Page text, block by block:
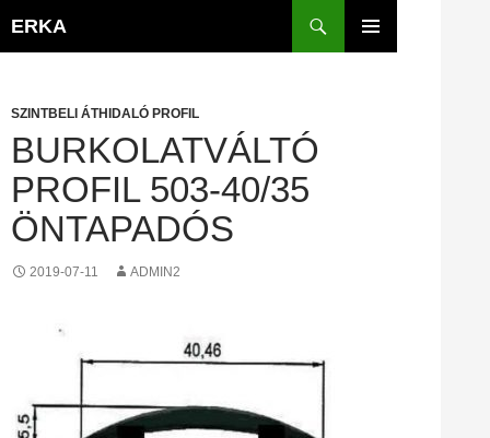
ERKA
SZINTBELI ÁTHIDALÓ PROFIL
BURKOLATVÁLTÓ
PROFIL 503-40/35
ÖNTAPADÓS
2019-07-11 ADMIN2